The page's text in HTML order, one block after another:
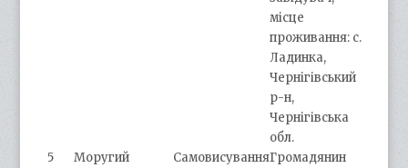
місце
проживання: с.
Ладинка,
Чернігівський
р-н,
Чернігівська
обл.
5
Моругий
СамовисуванняГромадянин